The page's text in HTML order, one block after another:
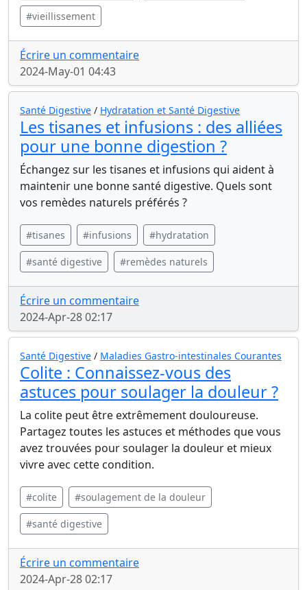
#vieillissement
Écrire un commentaire
2024-May-01 04:43
Santé Digestive / Hydratation et Santé Digestive
Les tisanes et infusions : des alliées
pour une bonne digestion ?
Échangez sur les tisanes et infusions qui aident à
maintenir une bonne santé digestive. Quels sont
vos remèdes naturels préférés ?
#tisanes #infusions #hydratation
#santé digestive #remèdes naturels
Écrire un commentaire
2024-Apr-28 02:17
Santé Digestive / Maladies Gastro-intestinales Courantes
Colite : Connaissez-vous des
astuces pour soulager la douleur ?
La colite peut être extrêmement douloureuse.
Partagez toutes les astuces et méthodes que vous
avez trouvées pour soulager la douleur et mieux
vivre avec cette condition.
#colite #soulagement de la douleur
#santé digestive
Écrire un commentaire
2024-Apr-28 02:17